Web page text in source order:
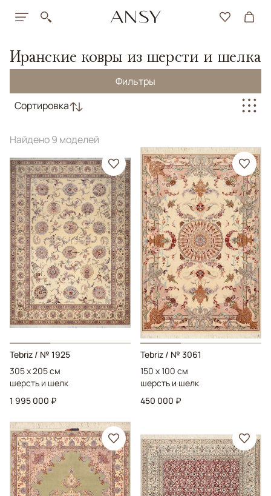
Иранские ковры из шерсти и шелка
Фильтры
Сортировка
Найдено 9 моделей
Tebriz / № 1925
305 x 205 см
шерсть и шелк
1 995 000 ₽
Tebriz / № 3061
150 x 100 см
шерсть и шелк
450 000 ₽